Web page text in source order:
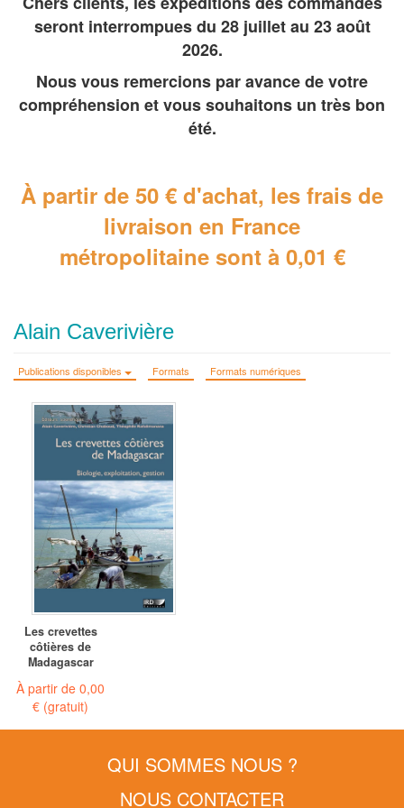
seront interrompues du 28 juillet au 23 août
2026.
Nous vous remercions par avance de votre
compréhension et vous souhaitons un très bon
été.
À partir de 50 € d'achat, les frais de
livraison en France
métropolitainesont à 0,01 €
Alain Caverivière
Publications disponibles Formats Formats numériques
Les crevettes
côtières de
Madagascar
À partir de0,00
€ (gratuit)
QUI SOMMES NOUS ?
NOUS CONTACTER